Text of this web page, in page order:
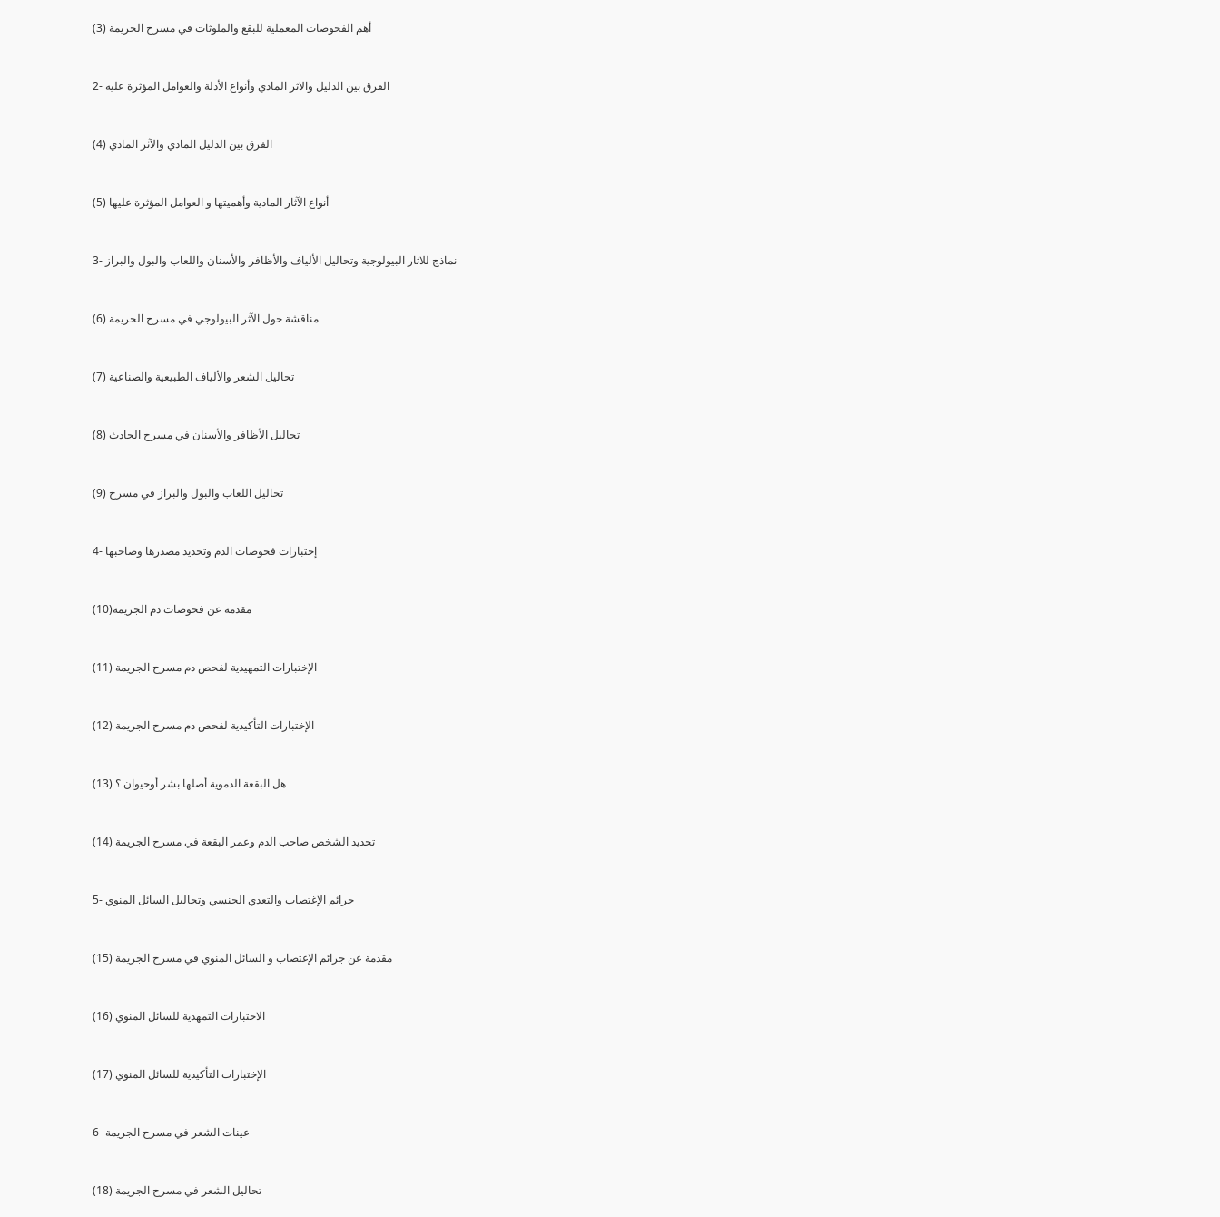
(3) أهم الفحوصات المعملية للبقع والملوثات في مسرح الجريمة
2- الفرق بين الدليل والاثر المادي وأنواع الأدلة والعوامل المؤثرة عليه
(4) الفرق بين الدليل المادي والآثر المادي
(5) أنواع الآثار المادية وأهميتها و العوامل المؤثرة عليها
3- نماذج للاثار البيولوجية وتحاليل الألياف والأظافر والأسنان واللعاب والبول والبراز
(6) مناقشة حول الآثر البيولوجي في مسرح الجريمة
(7) تحاليل الشعر والألياف الطبيعية والصناعية
(8) تحاليل الأظافر والأسنان في مسرح الحادث
(9) تحاليل اللعاب والبول والبراز في مسرح
4- إختبارات فحوصات الدم وتحديد مصدرها وصاحبها
(10)مقدمة عن فحوصات دم الجريمة
(11) الإختبارات التمهيدية لفحص دم مسرح الجريمة
(12) الإختبارات التأكيدية لفحص دم مسرح الجريمة
(13) هل البقعة الدموية أصلها بشر أوحيوان ؟
(14) تحديد الشخص صاحب الدم وعمر البقعة في مسرح الجريمة
5- جرائم الإغتصاب والتعدي الجنسي وتحاليل السائل المنوي
(15) مقدمة عن جرائم الإغتصاب و السائل المنوي في مسرح الجريمة
(16) الاختبارات التمهدية للسائل المنوي
(17) الإختبارات التأكيدية للسائل المنوي
6- عينات الشعر في مسرح الجريمة
(18) تحاليل الشعر في مسرح الجريمة